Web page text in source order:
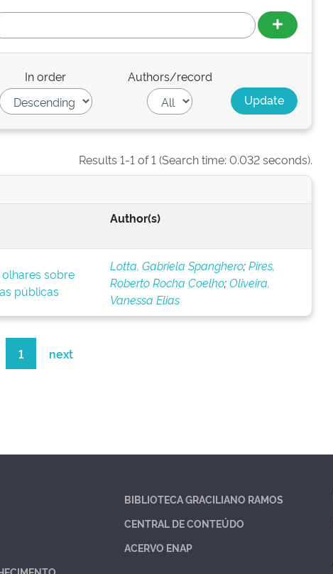
In order Authors/record
Results 1-1 of 1 (Search time: 0.032 seconds).
Author(s)
sobre
públicas
Lotta, Gabriela Spanghero;Pires,
Roberto Rocha Coelho;Oliveira,
Vanessa Elias
1 next
BIBLIOTECA GRACILIANO RAMOS
CENTRAL DE CONTEÚDO
ACERVO ENAP